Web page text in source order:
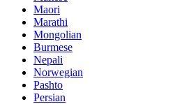
Maori
Marathi
Mongolian
Burmese
Nepali
Norwegian
Pashto
Persian